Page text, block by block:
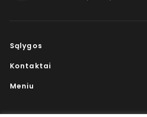
Sąlygos
Kontaktai
Meniu